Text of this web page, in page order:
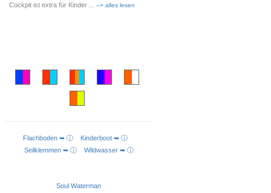
Cockpit ist extra für Kinder
... --> alles lesen
AUSFÜHRUNG WÄHLEN
Flachboden ➥ ⓘ
Kinderboot ➥ ⓘ
Seilklemmen ➥ ⓘ Wildwasser ➥ ⓘ
Soul Waterman